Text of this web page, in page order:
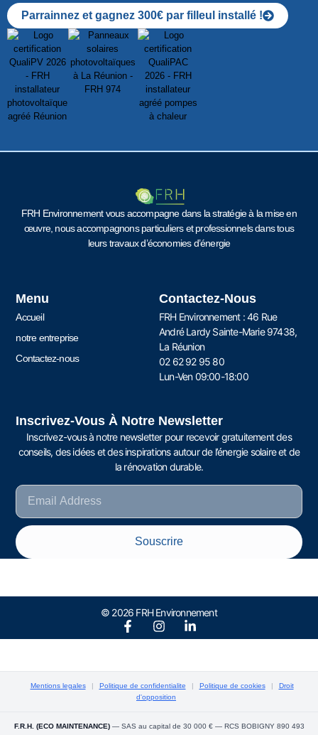
Parrainnez et gagnez 300€ par filleul installé !
FRH Environnement vous accompagne dans la stratégie à la mise en
œuvre, nous accompagnons particuliers et professionnels dans tous
leurs travaux d’économies d’énergie
Menu
Accueil
notre entreprise
Contactez-nous
Contactez-Nous
FRH Environnement : 46 Rue
André Lardy Sainte-Marie 97438,
La Réunion
02 62 92 95 80
Lun-Ven 09:00-18:00
Inscrivez-Vous À Notre Newsletter
Inscrivez-vous à notre newsletter pour recevoir gratuitement des
conseils, des idées et des inspirations autour de l’énergie solaire et de
la rénovation durable.
Souscrire
© 2026 FRH Environnement
Mentions legales | Politique de confidentialite | Politique de cookies |
Droit
d'opposition
F.R.H. (ECO MAINTENANCE)— SAS au capital de 30 000 € — RCS BOBIGNY 890 493